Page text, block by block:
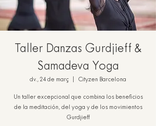
Taller Danzas Gurdjieff &
Samadeva Yoga
dv., 24 de març Cityzen Barcelona
Un taller excepcional que combina los beneficios
de la meditación, del yoga y de los movimientos
Gurdjieff